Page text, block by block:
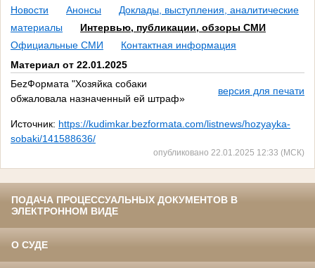
Новости Анонсы
Доклады, выступления, аналитические
материалы
Интервью, публикации, обзоры СМИ
Официальные СМИ
Контактная информация
Материал от 22.01.2025
БеzФормата "Хозяйка собаки
обжаловала назначенный ей штраф»
версия для печати
Источник: https://kudimkar.bezformata.com/listnews/hozyayka-
sobaki/141588636/
опубликовано 22.01.2025 12:33 (МСК)
ПОДАЧА ПРОЦЕССУАЛЬНЫХ ДОКУМЕНТОВ В
ЭЛЕКТРОННОМ ВИДЕ
О СУДЕ